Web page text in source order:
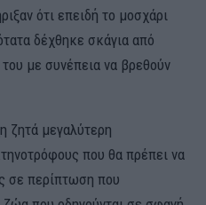
ότι επειδή το μοσχάρι
δέχθηκε σκάγια από
με συνέπεια να βρεθούν
ζητά μεγαλύτερη
που θα πρέπει να
σε περίπτωση που